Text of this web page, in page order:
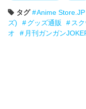
タグ Anime
ズ)
グッズ通販 ス
オ
月刊ガンガン